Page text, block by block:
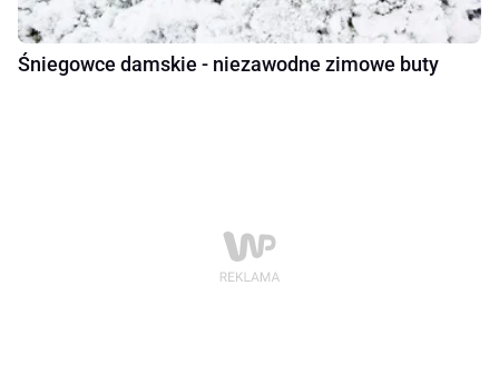
Śniegowce damskie - niezawodne zimowe buty